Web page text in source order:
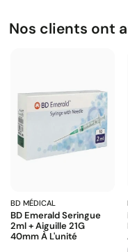
Nos clients ont
BD MÉDICAL
BD Emerald Seringue
2ml + Aiguille 21G
40mm À L'unité